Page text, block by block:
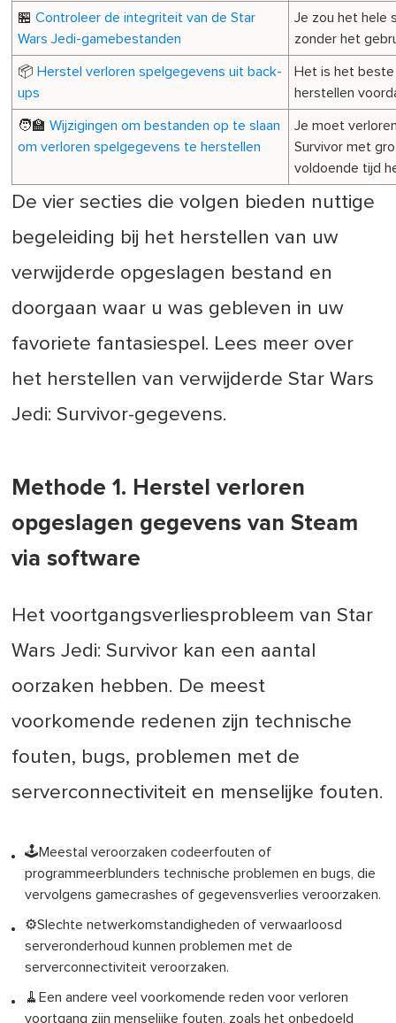
🏪Controleer de integriteit van de Star
Wars Jedi-gamebestanden
Je zou het hele
zonder het
📦Herstel verloren spelgegevens uit back-
ups
Het is het
herstellen
🧑‍🏫Wijzigingen om bestanden op te slaan
om verloren spelgegevens te herstellen
Je moet
Survivor met
voldoende tijd
De vier secties die volgen bieden nuttige
begeleiding bij het herstellen van uw
verwijderde opgeslagen bestand en
doorgaan waar u was gebleven in uw
favoriete fantasiespel. Lees meer over
het herstellen van verwijderde Star Wars
Jedi: Survivor-gegevens.
Methode 1. Herstel verloren
opgeslagen gegevens van Steam
via software
Het voortgangsverliesprobleem van Star
Wars Jedi: Survivor kan een aantal
oorzaken hebben. De meest
voorkomende redenen zijn technische
fouten, bugs, problemen met de
serverconnectiviteit en menselijke fouten.
🕹️Meestal veroorzaken codeerfouten of
programmeerblunders technische problemen en bugs, die
vervolgens gamecrashes of gegevensverlies veroorzaken.
⚙️Slechte netwerkomstandigheden of verwaarloosd
serveronderhoud kunnen problemen met de
serverconnectiviteit veroorzaken.
🧹Een andere veel voorkomende reden voor verloren
voortgang zijn menselijke fouten, zoals het onbedoeld